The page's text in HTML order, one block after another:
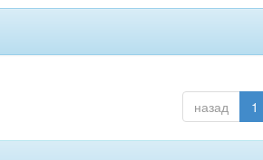
назад 1